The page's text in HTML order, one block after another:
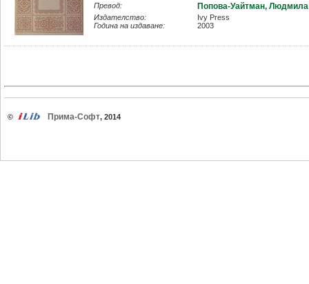
Превод: Попова-Уайтман, Людмила
Издателство:
Ivy Press
Година на издаване:
2003
© Прима-Софт, 2014